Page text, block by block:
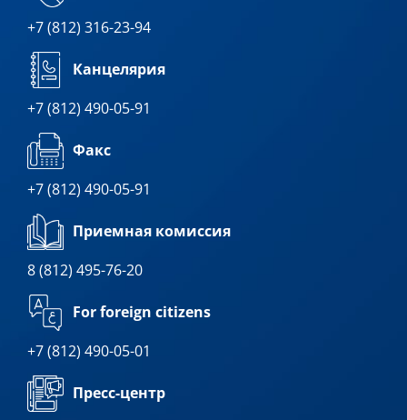
+7 (812) 316-23-94
Канцелярия
+7 (812) 490-05-91
Факс
+7 (812) 490-05-91
Приемная комиссия
8 (812) 495-76-20
For foreign citizens
+7 (812) 490-05-01
Пресс-центр